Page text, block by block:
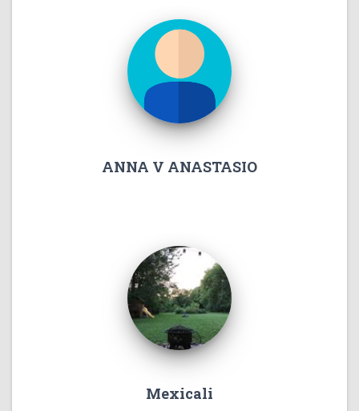
ANNA V ANASTASIO
Mexicali